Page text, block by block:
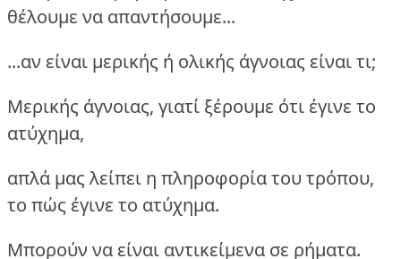
θέλουμε να απαντήσουμε...
...αν είναι μερικής ή ολικής άγνοιας είναι τι;
Μερικής άγνοιας, γιατί ξέρουμε ότι έγινε το
ατύχημα,
απλά μας λείπει η πληροφορία του τρόπου,
το πώς έγινε το ατύχημα.
Μπορούν να είναι αντικείμενα σε ρήματα.